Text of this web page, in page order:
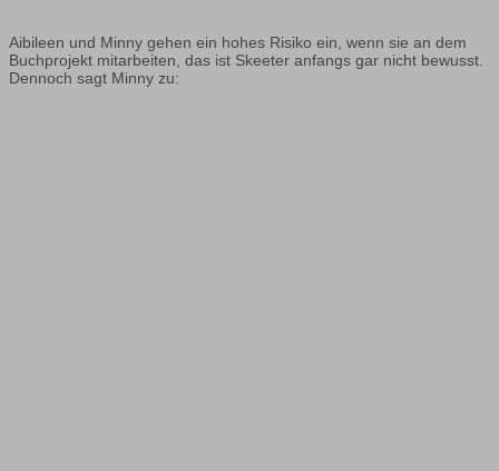
Aibileen und Minny gehen ein hohes Risiko ein, wenn sie an dem
Buchprojekt mitarbeiten, das ist Skeeter anfangs gar nicht bewusst.
Dennoch sagt Minny zu: